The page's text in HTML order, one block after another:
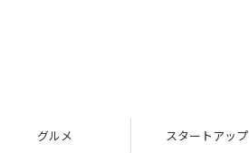
グルメ スタートアップ